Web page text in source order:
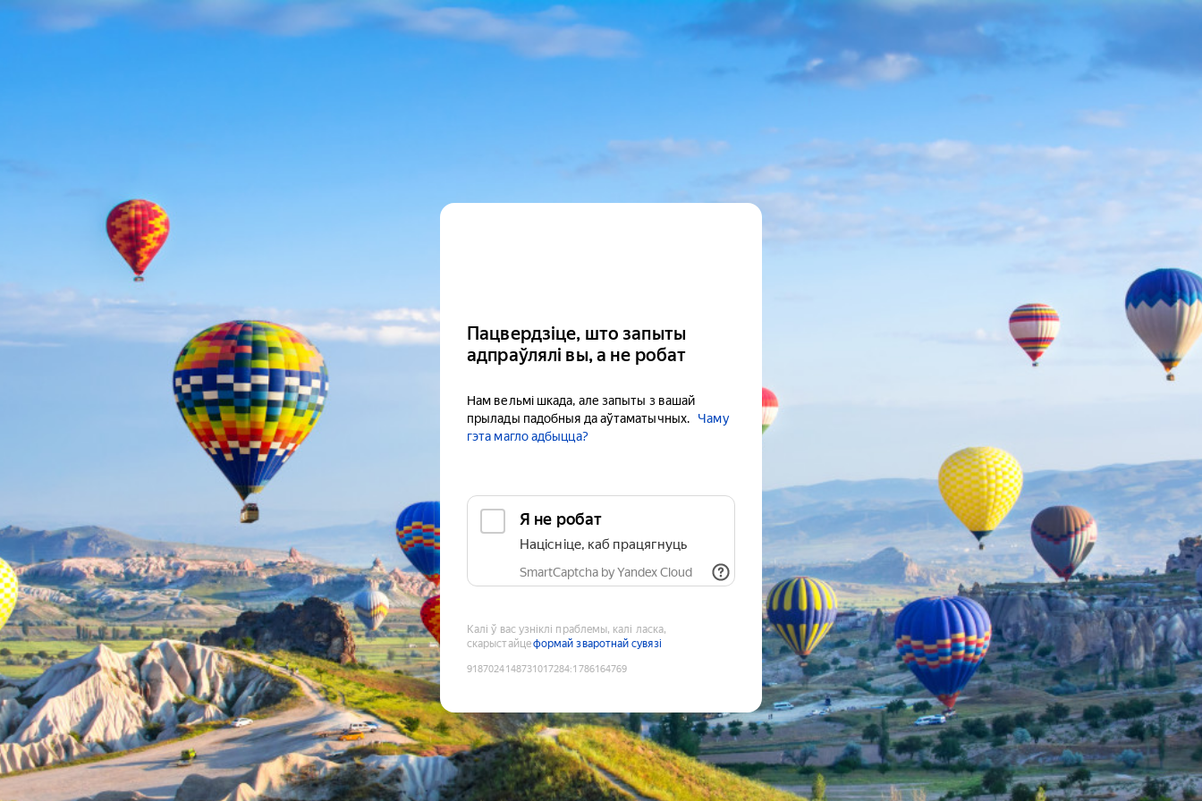
Пацвердзіце, што запыты
адпраўлялі вы, а не робат
Нам вельмі шкада, але запыты з вашай
прылады падобныя да аўтаматычных.
Чаму
гэта магло адбыцца?
Я не робат
Націсніце, каб працягнуць
SmartCaptcha by Yandex Cloud
Калі ў вас узніклі праблемы, калі ласка,
скарыстайцеформай зваротнай сувязі
9187024148731017284:1786164769